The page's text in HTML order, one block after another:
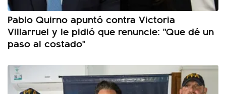
Pablo Quirno apuntó contra Victoria
Villarruel y le pidió que renuncie: "Que dé un
paso al costado"